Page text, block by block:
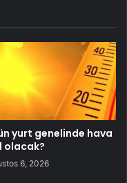
yurt genelinde hava
olacak?
6, 2026